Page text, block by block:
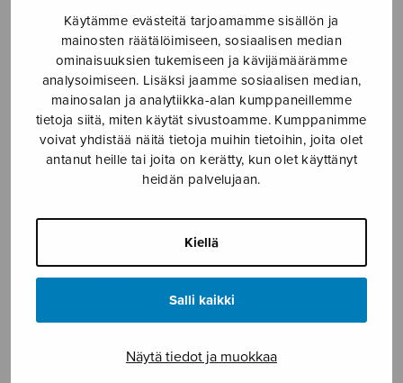
Käytämme evästeitä tarjoamamme sisällön ja
mainosten räätälöimiseen, sosiaalisen median
ominaisuuksien tukemiseen ja kävijämäärämme
analysoimiseen. Lisäksi jaamme sosiaalisen median,
mainosalan ja analytiikka-alan kumppaneillemme
tietoja siitä, miten käytät sivustoamme. Kumppanimme
voivat yhdistää näitä tietoja muihin tietoihin, joita olet
antanut heille tai joita on kerätty, kun olet käyttänyt
heidän palvelujaan.
Kiellä
Salli kaikki
Näytä tiedot ja muokkaa
7 kansanlaulua, partituuri 7 kansanlaulua, stemmat
9 haikua keväästä Aa, aa, allin lasta!